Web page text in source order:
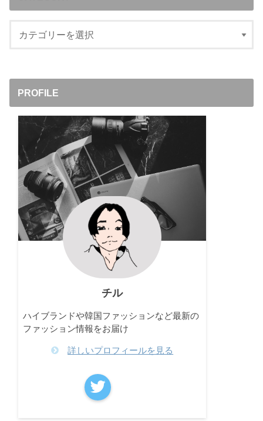
PROFILE
チル
ハイブランドや韓国ファッションなど最新の
ファッション情報をお届け
詳しいプロフィールを見る